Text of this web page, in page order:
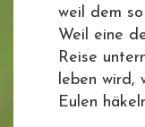
weil dem
Weil eine
Reise
leben wird,
Eulen